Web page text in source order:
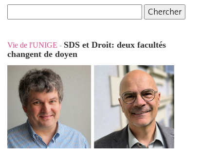
Vie de l'UNIGE - SDS et Droit: deux facultés
changent de doyen